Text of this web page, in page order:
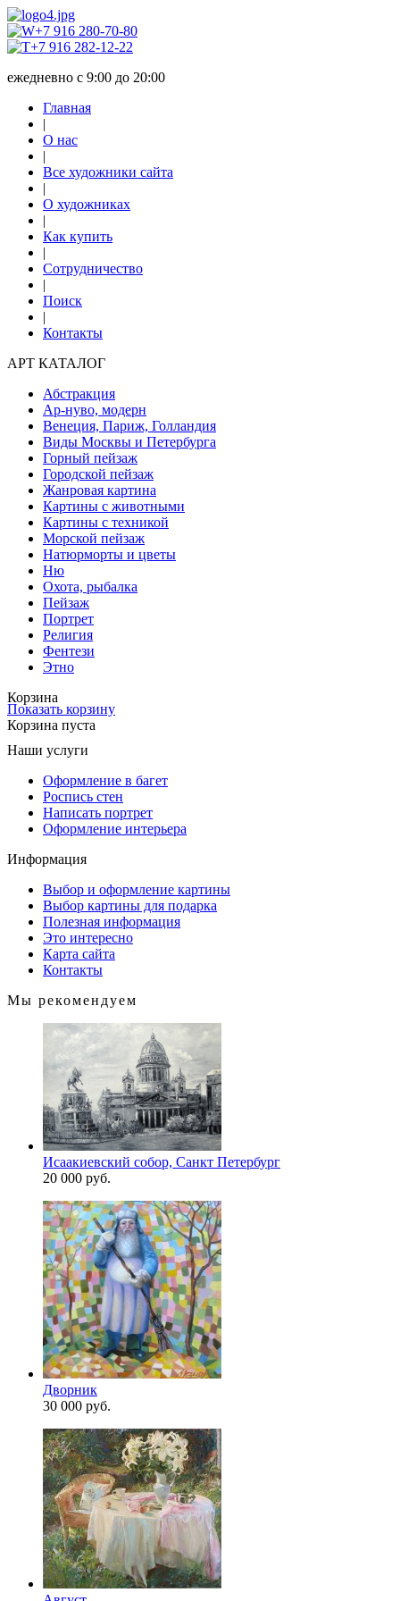
+7 916 280-70-80
+7 916 282-12-22
ежедневно с 9:00 до 20:00
Главная
|
О нас
|
Все художники сайта
|
О художниках
|
Как купить
|
Сотрудничество
|
Поиск
|
Контакты
АРТ КАТАЛОГ
Абстракция
Ар-нуво, модерн
Венеция, Париж, Голландия
Виды Москвы и Петербурга
Горный пейзаж
Городской пейзаж
Жанровая картина
Картины с животными
Картины с техникой
Морской пейзаж
Натюрморты и цветы
Ню
Охота, рыбалка
Пейзаж
Портрет
Религия
Фентези
Этно
Корзина
Показать корзину
Корзина пуста
Наши услуги
Оформление в багет
Роспись стен
Написать портрет
Оформление интерьера
Информация
Выбор и оформление картины
Выбор картины для подарка
Полезная информация
Это интересно
Карта сайта
Контакты
Мы рекомендуем
Исаакиевский собор, Санкт Петербург
20 000 руб.
Дворник
30 000 руб.